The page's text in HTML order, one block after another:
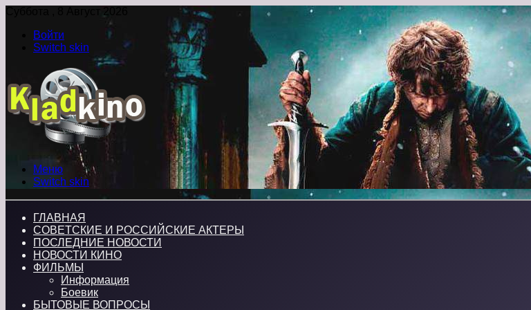
Суббота , 8 Август 2026
Войти
Switch skin
Меню
Switch skin
ГЛАВНАЯ
СОВЕТСКИЕ И РОССИЙСКИЕ АКТЕРЫ
ПОСЛЕДНИЕ НОВОСТИ
НОВОСТИ КИНО
ФИЛЬМЫ
Информация
Боевик
БЫТОВЫЕ ВОПРОСЫ